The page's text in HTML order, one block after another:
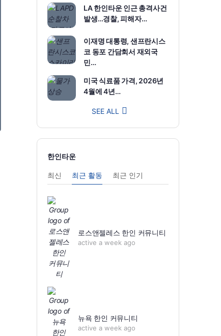
LA 한인타운 인근 총격사건
발생…경찰, 피해자…
이재명 대통령, 샌프란시스
코 동포 간담회서 재외국
민…
미국 식료품 가격, 2026년
4월에 4년…
SEE ALL
한인타운
최신 최근 활동 최근 인기
로스앤젤레스 한인 커뮤니티
active a week ago
뉴욕 한인 커뮤니티
active a week ago